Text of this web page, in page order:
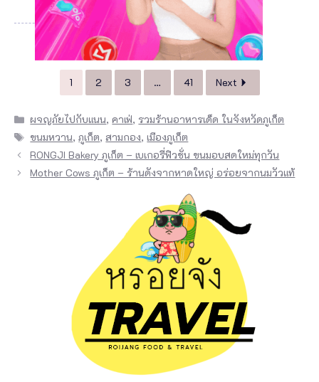
1 2 3 … 41 Next
Categories
ผจญภัยไปกับแนน,คาเฟ่, รวมร้านอาหารเด็ด ในจังหวัดภูเก็ต
Tags
ขนมหวาน,ภูเก็ต,สามกอง,เมืองภูเก็ต
RONGJI Bakery ภูเก็ต – เบเกอรี่ฟิวชั่น ขนมอบสดใหม่ทุกวัน
Mother Cows ภูเก็ต – ร้านดังจากหาดใหญ่ อร่อยจากนมวัวแท้